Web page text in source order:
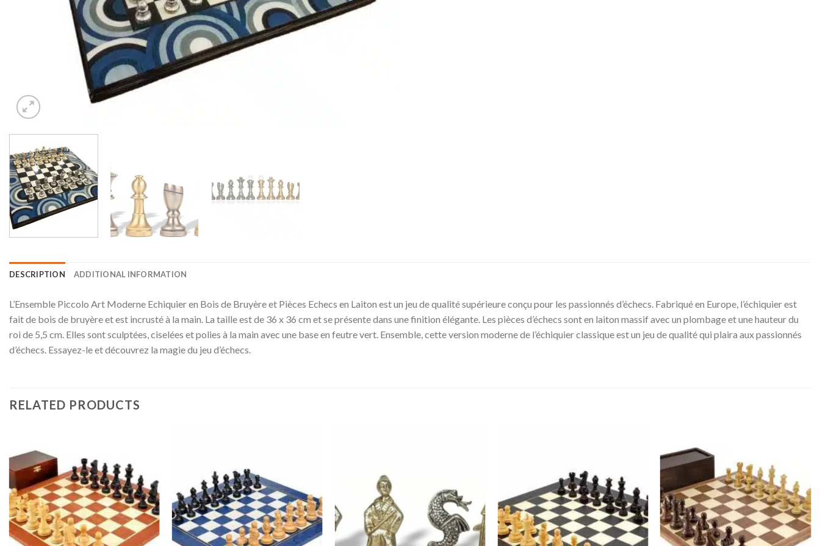
DESCRIPTION ADDITIONAL INFORMATION
L’Ensemble Piccolo Art Moderne Echiquier en Bois de Bruyère et Pièces Echecs en Laiton est un jeu de qualité supérieure conçu pour les passionnés d’échecs. Fabriqué en Europe, l’échiquier est
fait de bois de bruyère et est incrusté à la main. La taille est de 36 x 36 cm et se présente dans une finition élégante. Les pièces d’échecs sont en laiton massif avec un plombage et une hauteur du
roi de 5,5 cm. Elles sont sculptées, ciselées et polies à la main avec une base en feutre vert. Ensemble, cette version moderne de l’échiquier classique est un jeu de qualité qui plaira aux passionnés
d’échecs. Essayez-le et découvrez la magie du jeu d’échecs.
RELATED PRODUCTS